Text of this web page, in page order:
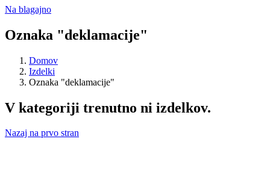
Na blagajno
Oznaka "deklamacije"
Domov
Izdelki
Oznaka "deklamacije"
V kategoriji trenutno ni izdelkov.
Nazaj na prvo stran